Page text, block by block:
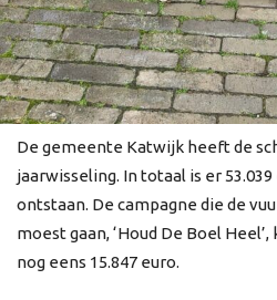
De gemeente Katwijk heeft de
jaarwisseling. In totaal is er
ontstaan. De campagne die de
moest gaan, ‘Houd De Boel
nog eens 15.847 euro.